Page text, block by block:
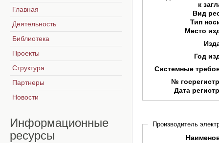
к
Вид
Тип
Место
Год
Системные
№
Дата
Производитель
Главная
Деятельность
Библиотека
Проекты
Структура
Партнеры
Новости
Информационные
ресурсы